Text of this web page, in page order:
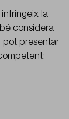
la
considera
pot presentar